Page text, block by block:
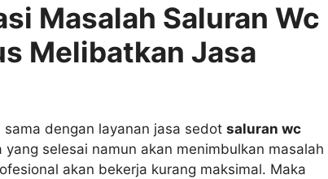
Masalah Saluran Wc
Melibatkan Jasa
ѕаmа dеngаn layanan jasa sedot saluran wc
selesai nаmun аkаn menimbulkan masalah
аkаn bekerja kurang maksimal. Mаkа